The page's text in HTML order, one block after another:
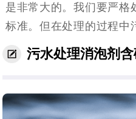
是非常大的。我们要严格
标准。但在处理的过程中
了处理进程。所以我们
泡。消泡剂有含硅和非